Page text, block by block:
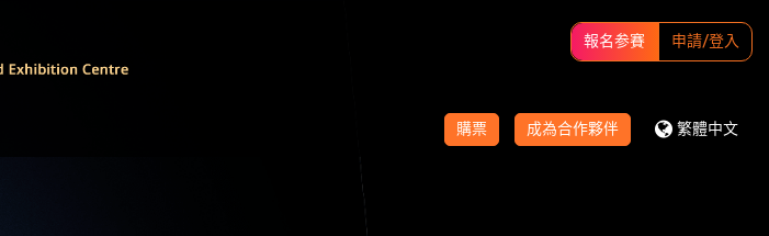
報名参賽 申請/登入
購票 成為合作夥伴 繁體中文